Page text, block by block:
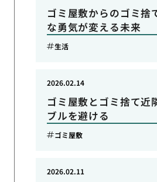
ゴミ屋敷からのゴミ捨
な勇気が変える未来
生活
ゴミ屋敷とゴミ捨て近
ブルを避ける
2026.02.14
ゴミ屋敷
2026.02.11